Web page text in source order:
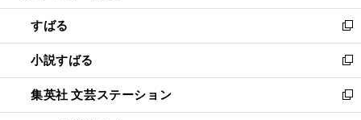
開
く
ウ
で
開
く
ン
ド
ウ
で
開
く
すばる
新
し
い
ウ
ィ
ン
小説すばる
新
し
い
ウ
集英社 文芸ステーション
新
し